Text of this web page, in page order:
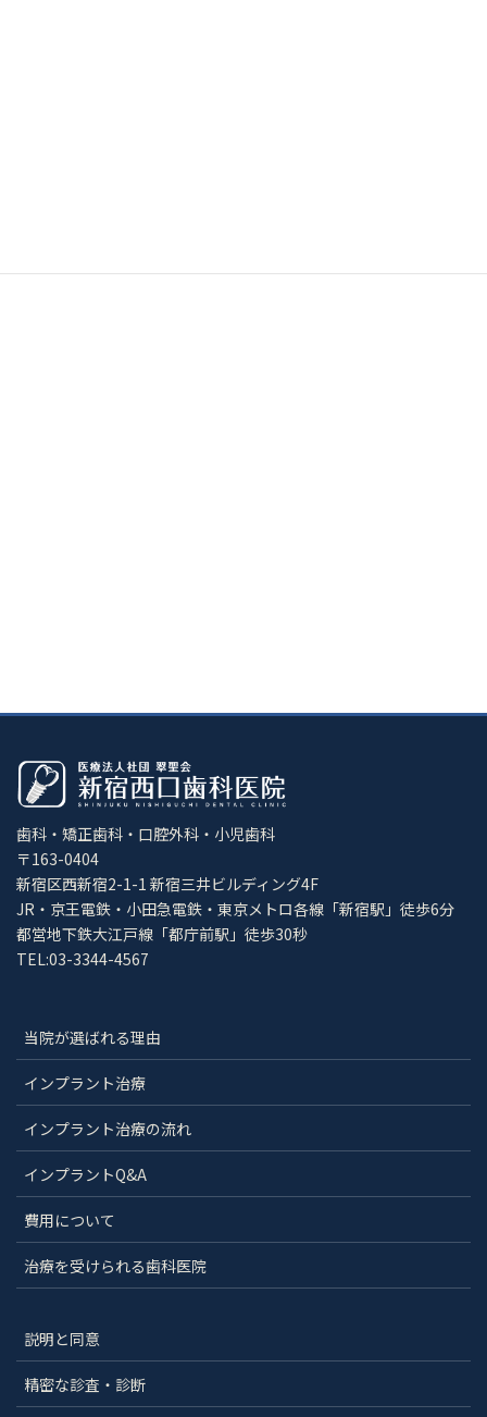
歯科・矯正歯科・口腔外科・小児歯科
〒163-0404
新宿区西新宿2-1-1 新宿三井ビルディング4F
JR・京王電鉄・小田急電鉄・東京メトロ各線「新宿駅」徒歩6分
都営地下鉄大江戸線「都庁前駅」徒歩30秒
TEL:03-3344-4567
当院が選ばれる理由
インプラント治療
インプラント治療の流れ
インプラントQ&A
費用について
治療を受けられる歯科医院
説明と同意
精密な診査・診断